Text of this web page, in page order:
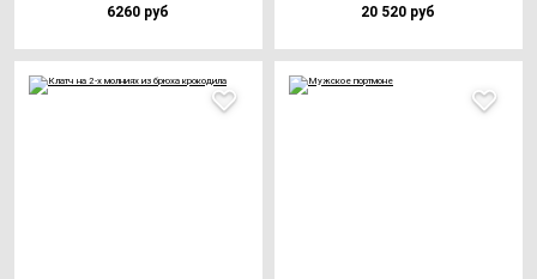
6260 руб 20 520 руб